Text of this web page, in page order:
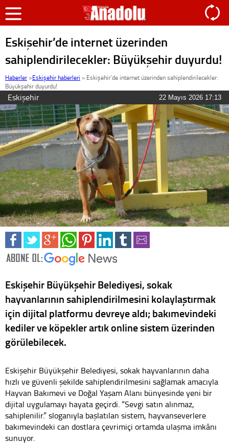
Eskişehir’de internet üzerinden
sahiplendirilecekler: Büyükşehir duyurdu!
Haberler >Eskişehir haberleri » Eskişehir’de internet üzerinden sahiplendirilecekler:
Büyükşehir duyurdu!
Eskişehir 22 Mayıs 2026 17:13
Eskişehir Büyükşehir Belediyesi, sokak
hayvanlarının sahiplendirilmesini kolaylaştırmak
için dijital platformu devreye aldı; bakımevindeki
kediler ve köpekler artık online sistem üzerinden
görülebilecek.
Eskişehir Büyükşehir Belediyesi, sokak hayvanlarının daha
hızlı ve güvenli şekilde sahiplendirilmesini sağlamak amacıyla
Hayvan Bakımevi ve Doğal Yaşam Alanı bünyesinde yeni bir
dijital uygulamayı hayata geçirdi. “Sevgi satın alınmaz,
sahiplenilir.” sloganıyla başlatılan sistem, hayvanseverlere
bakımevindeki can dostlara çevrimiçi ortamda ulaşma imkânı
sunuyor.